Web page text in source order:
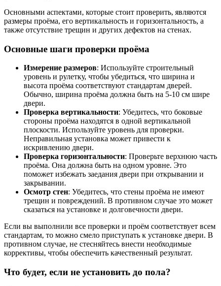
Основными аспектами, которые стоит проверить, являются
размеры проёма, его вертикальность и горизонтальность, а
также отсутствие трещин и других дефектов на стенах.
Основные шаги проверки проёма
Измерение размеров: Используйте строительный
уровень и рулетку, чтобы убедиться, что ширина и
высота проёма соответствуют стандартам дверей.
Обычно, ширина проёма должна быть на 5-10 см шире
двери.
Проверка вертикальности: Убедитесь, что боковые
стороны проёма находятся в одной вертикальной
плоскости. Используйте уровень для проверки.
Неправильная установка может привести к
искривлению двери.
Проверка горизонтальности: Проверьте верхнюю часть
проёма. Она должна быть на одном уровне. Это
поможет избежать заедания двери при открывании и
закрывании.
Осмотр стен: Убедитесь, что стены проёма не имеют
трещин и повреждений. В противном случае это может
сказаться на установке и долговечности двери.
Если вы выполнили все проверки и проём соответствует всем
стандартам, то можно смело приступать к установке двери. В
противном случае, не стесняйтесь внести необходимые
коррективы, чтобы обеспечить качественный результат.
Что будет, если не установить до пола?